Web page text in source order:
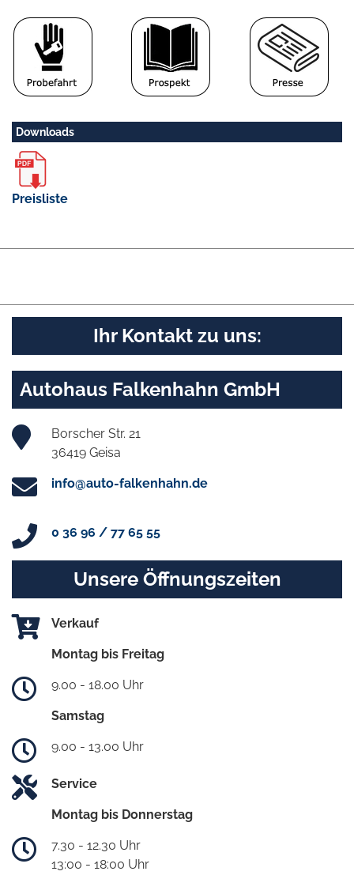
Downloads
Preisliste
Ihr Kontakt zu uns:
Autohaus Falkenhahn GmbH
Borscher Str. 21
36419 Geisa
info@auto-falkenhahn.de
0 36 96 / 77 65 55
Unsere Öffnungszeiten
Verkauf
Montag bis Freitag
9.00 - 18.00 Uhr
Samstag
9.00 - 13.00 Uhr
Service
Montag bis Donnerstag
7.30 - 12.30 Uhr
13:00 - 18:00 Uhr